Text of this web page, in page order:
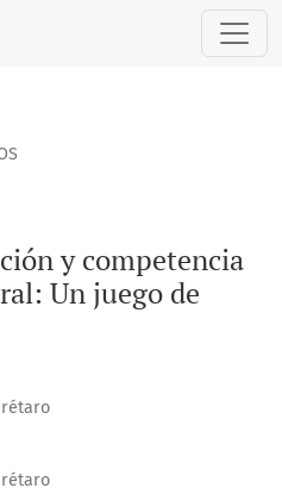
en el mercado
y competencia
Un juego de